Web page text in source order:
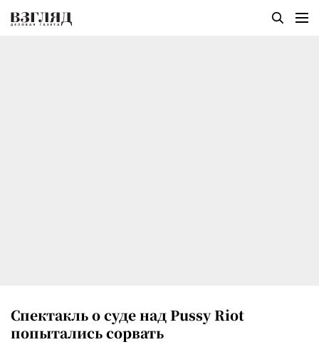
Спектакль о суде над Pussy Riot
попытались сорвать